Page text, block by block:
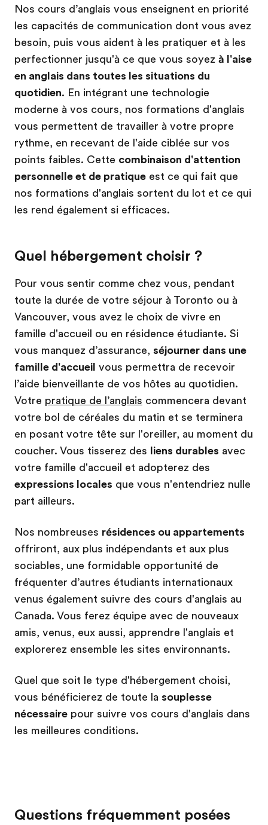
Nos cours d’anglais vous enseignent en priorité
les capacités de communication dont vous avez
besoin, puis vous aident à les pratiquer et à les
perfectionner jusqu'à ce que vous soyez à l'aise
en anglais dans toutes les situations du
quotidien. En intégrant une technologie
moderne à vos cours, nos formations d'anglais
vous permettent de travailler à votre propre
rythme, en recevant de l'aide ciblée sur vos
points faibles. Cette combinaison d'attention
personnelle et de pratique est ce qui fait que
nos formations d'anglais sortent du lot et ce qui
les rend également si efficaces.
Quel hébergement choisir ?
Pour vous sentir comme chez vous, pendant
toute la durée de votre séjour à Toronto ou à
Vancouver, vous avez le choix de vivre en
famille d'accueil ou en résidence étudiante. Si
vous manquez d’assurance, séjourner dans une
famille d'accueil vous permettra de recevoir
l’aide bienveillante de vos hôtes au quotidien.
Votre pratique de l’anglais commencera devant
votre bol de céréales du matin et se terminera
en posant votre tête sur l'oreiller, au moment du
coucher. Vous tisserez des liens durables avec
votre famille d'accueil et adopterez des
expressions locales que vous n'entendriez nulle
part ailleurs.
Nos nombreuses résidences ou appartements
offriront, aux plus indépendants et aux plus
sociables, une formidable opportunité de
fréquenter d’autres étudiants internationaux
venus également suivre des cours d'anglais au
Canada. Vous ferez équipe avec de nouveaux
amis, venus, eux aussi, apprendre l'anglais et
explorerez ensemble les sites environnants.
Quel que soit le type d'hébergement choisi,
vous bénéficierez de toute la souplesse
nécessaire pour suivre vos cours d'anglais dans
les meilleures conditions.
Questions fréquemment posées